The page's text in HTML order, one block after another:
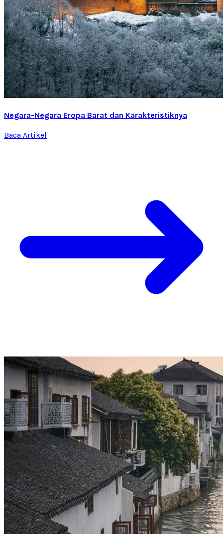
Negara-Negara Eropa Barat dan Karakteristiknya
Baca Artikel